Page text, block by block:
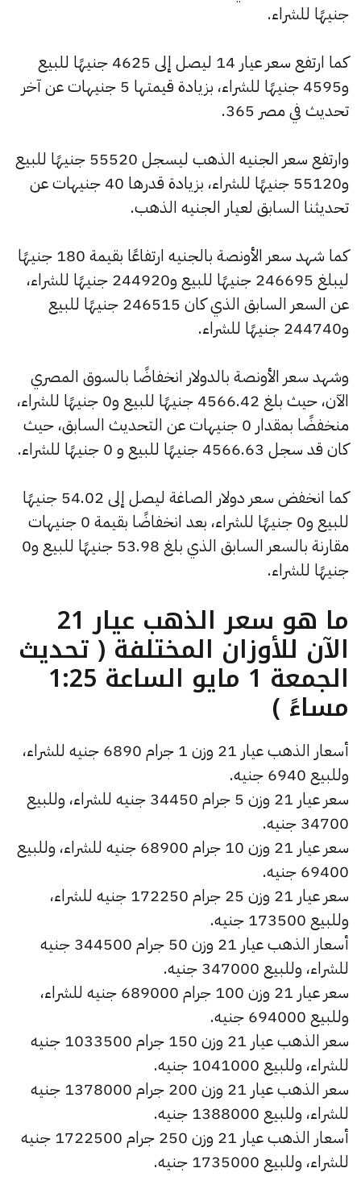
جنيهًا للشراء.
كما ارتفع سعر عيار 14 ليصل إلى 4625 جنيهًا للبيع
و4595 جنيهًا للشراء، بزيادة قيمتها 5 جنيهات عن آخر
تحديث في مصر 365.
وارتفع سعر الجنيه الذهب ليسجل 55520 جنيهًا للبيع
و55120 جنيهًا للشراء، بزيادة قدرها 40 جنيهات عن
تحديثنا السابق لعيار الجنيه الذهب.
كما شهد سعر الأونصة بالجنيه ارتفاعًا بقيمة 180 جنيهًا
ليبلغ 246695 جنيهًا للبيع و244920 جنيهًا للشراء،
عن السعر السابق الذي كان 246515 جنيهًا للبيع
و244740 جنيهًا للشراء.
وشهد سعر الأونصة بالدولار انخفاضًا بالسوق المصري
الآن، حيث بلغ 4566.42 جنيهًا للبيع و0 جنيهًا للشراء،
منخفضًا بمقدار 0 جنيهات عن التحديث السابق، حيث
كان قد سجل 4566.63 جنيهًا للبيع و 0 جنيهًا للشراء.
كما انخفض سعر دولار الصاغة ليصل إلى 54.02 جنيهًا
للبيع و0 جنيهًا للشراء، بعد انخفاضًا بقيمة 0 جنيهات
مقارنة بالسعر السابق الذي بلغ 53.98 جنيهًا للبيع و0
جنيهًا للشراء.
ما هو سعر الذهب عيار 21
الآن للأوزان المختلفة ( تحديث
الجمعة 1 مايو الساعة 1:25
مساءً )
أسعار الذهب عيار 21 وزن 1 جرام 6890 جنيه للشراء،
وللبيع 6940 جنيه.
سعر عيار 21 وزن 5 جرام 34450 جنيه للشراء، وللبيع
34700 جنيه.
سعر عيار 21 وزن 10 جرام 68900 جنيه للشراء، وللبيع
69400 جنيه.
سعر عيار 21 وزن 25 جرام 172250 جنيه للشراء،
وللبيع 173500 جنيه.
أسعار الذهب عيار 21 وزن 50 جرام 344500 جنيه
للشراء، وللبيع 347000 جنيه.
سعر عيار 21 وزن 100 جرام 689000 جنيه للشراء،
وللبيع 694000 جنيه.
سعر الذهب عيار 21 وزن 150 جرام 1033500 جنيه
للشراء، وللبيع 1041000 جنيه.
سعر الذهب عيار 21 وزن 200 جرام 1378000 جنيه
للشراء، وللبيع 1388000 جنيه.
أسعار الذهب عيار 21 وزن 250 جرام 1722500 جنيه
للشراء، وللبيع 1735000 جنيه.